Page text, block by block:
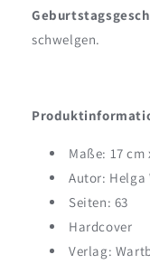
schwelgen.
Maße: 17
Autor: Helga
Seiten: 63
Hardcover
Verlag: